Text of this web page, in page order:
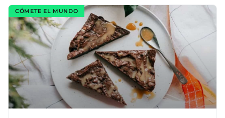
CÓMETE EL MUNDO